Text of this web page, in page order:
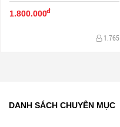
1.800.000đ
1.765
DANH SÁCH CHUYÊN MỤC